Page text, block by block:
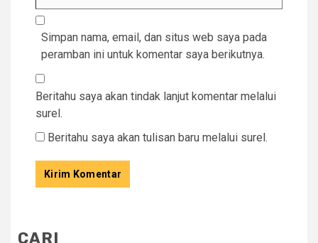
Simpan nama, email, dan situs web saya pada
peramban ini untuk komentar saya berikutnya.
Beritahu saya akan tindak lanjut komentar melalui
surel.
Beritahu saya akan tulisan baru melalui surel.
CARI